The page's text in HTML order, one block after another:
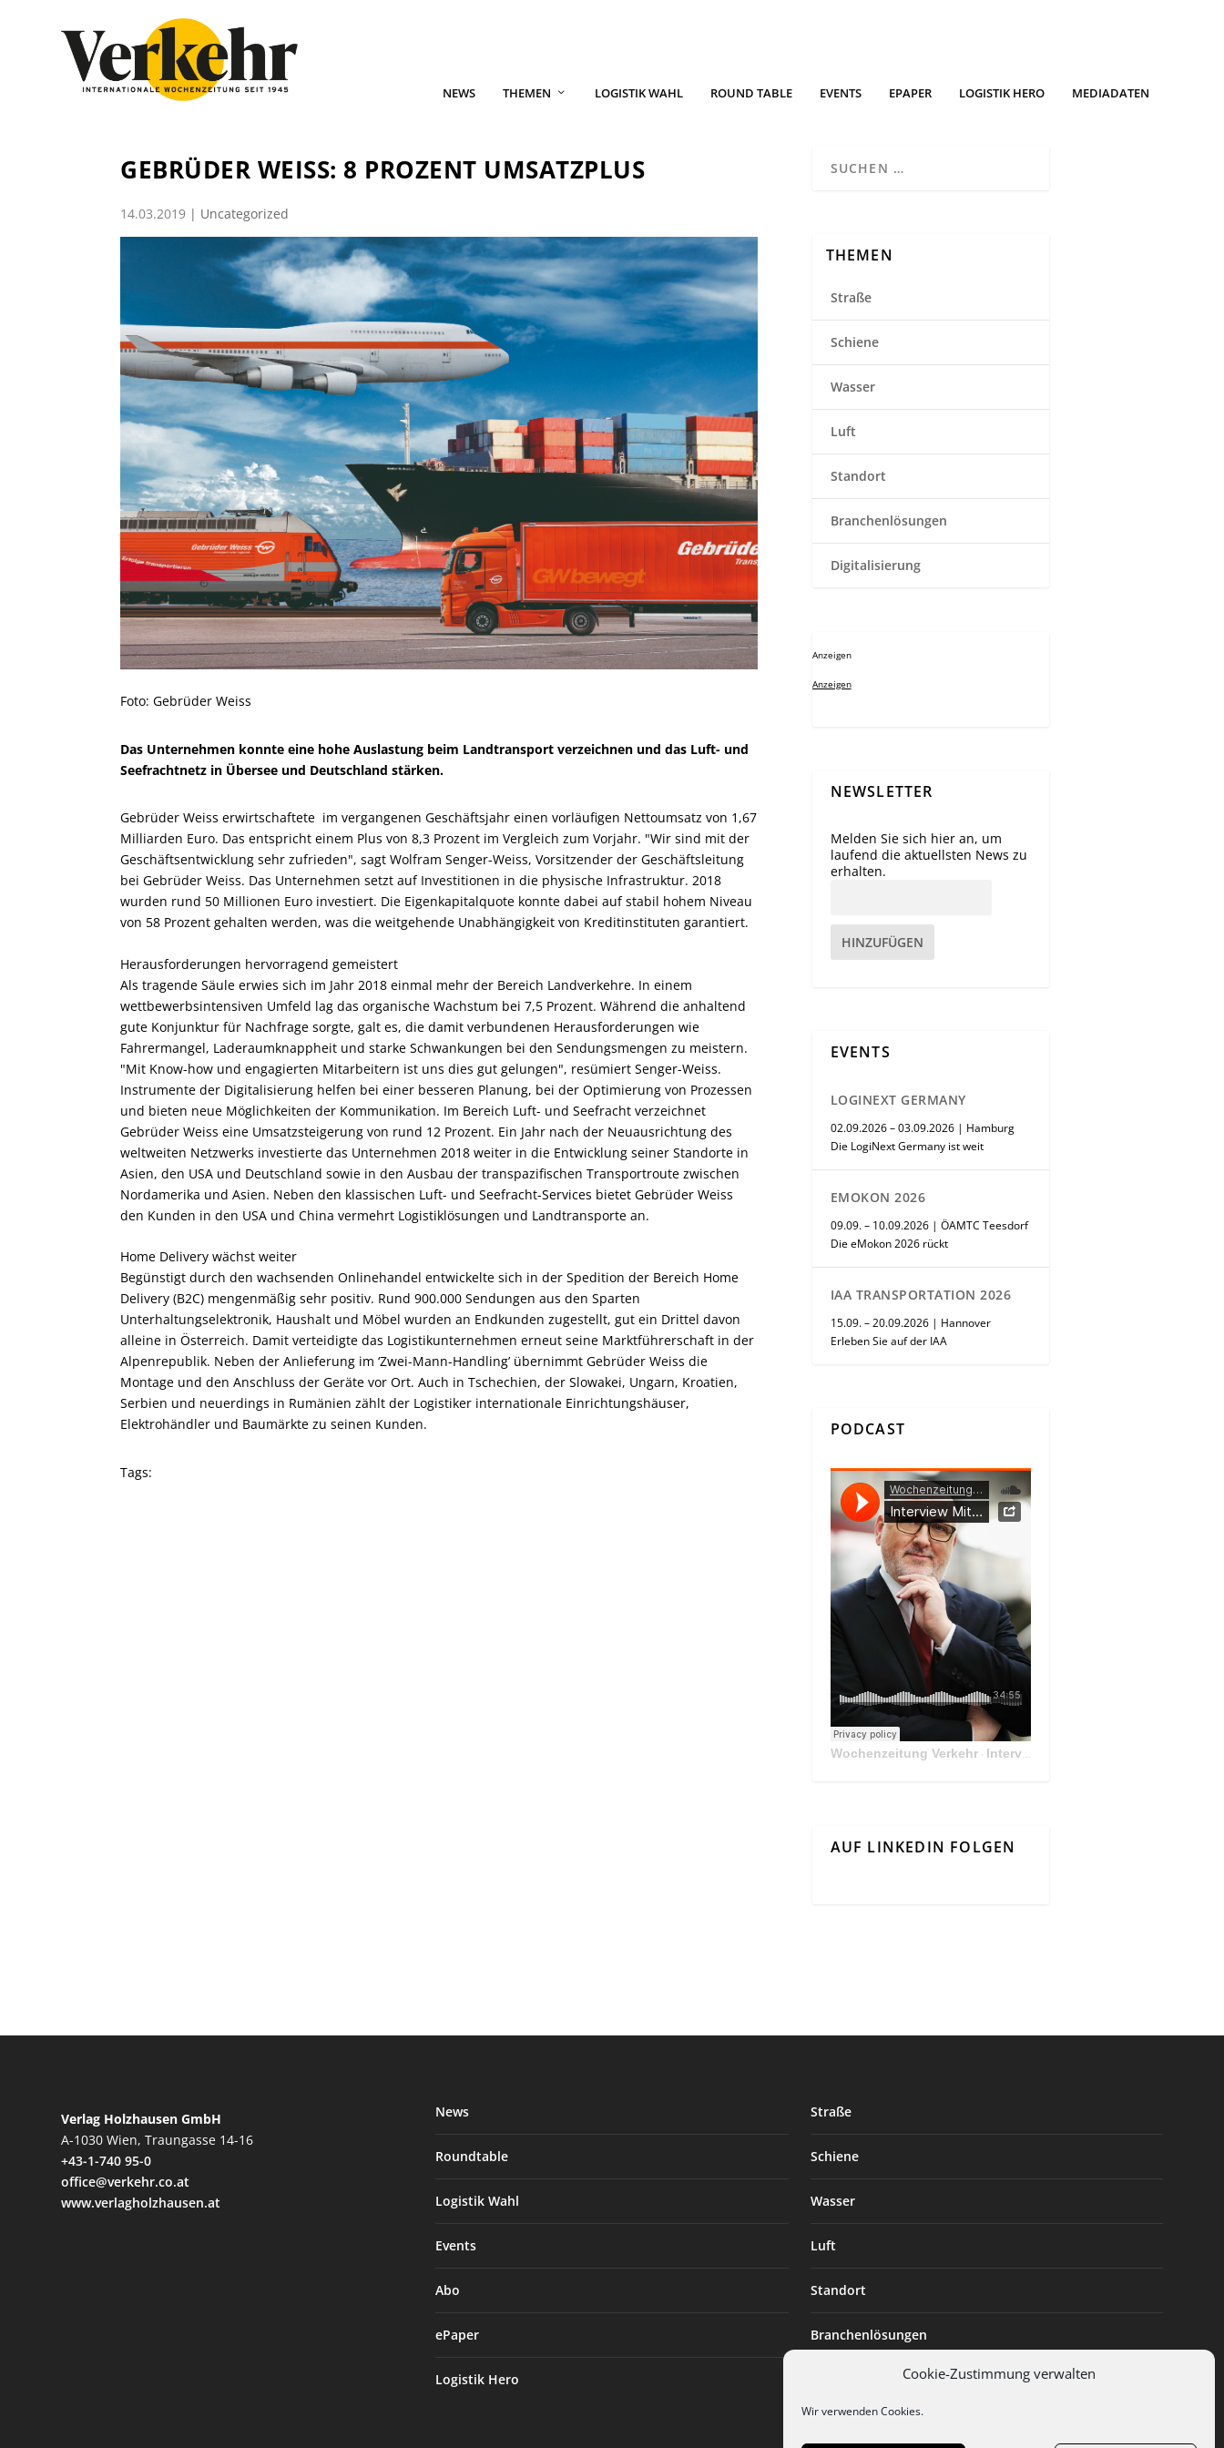
Cookie-Zustimmung verwalten
Wir verwenden Cookies.
NEWS THEMEN LOGISTIK WAHL ROUND TABLE EVENTS EPAPER LOGISTIK HERO MEDIADATEN
GEBRÜDER WEISS: 8 PROZENT UMSATZPLUS
14.03.2019 | Uncategorized
Foto: Gebrüder Weiss
Das Unternehmen konnte eine hohe Auslastung beim Landtransport verzeichnen und das Luft- und
Seefrachtnetz in Übersee und Deutschland stärken.
Gebrüder Weiss erwirtschaftete im vergangenen Geschäftsjahr einen vorläufigen Nettoumsatz von 1,67
Milliarden Euro. Das entspricht einem Plus von 8,3 Prozent im Vergleich zum Vorjahr. "Wir sind mit der
Geschäftsentwicklung sehr zufrieden", sagt Wolfram Senger-Weiss, Vorsitzender der Geschäftsleitung
bei Gebrüder Weiss. Das Unternehmen setzt auf Investitionen in die physische Infrastruktur. 2018
wurden rund 50 Millionen Euro investiert. Die Eigenkapitalquote konnte dabei auf stabil hohem Niveau
von 58 Prozent gehalten werden, was die weitgehende Unabhängigkeit von Kreditinstituten garantiert.
Herausforderungen hervorragend gemeistert
Als tragende Säule erwies sich im Jahr 2018 einmal mehr der Bereich Landverkehre. In einem
wettbewerbsintensiven Umfeld lag das organische Wachstum bei 7,5 Prozent. Während die anhaltend
gute Konjunktur für Nachfrage sorgte, galt es, die damit verbundenen Herausforderungen wie
Fahrermangel, Laderaumknappheit und starke Schwankungen bei den Sendungsmengen zu meistern.
"Mit Know-how und engagierten Mitarbeitern ist uns dies gut gelungen", resümiert Senger-Weiss.
Instrumente der Digitalisierung helfen bei einer besseren Planung, bei der Optimierung von Prozessen
und bieten neue Möglichkeiten der Kommunikation. Im Bereich Luft- und Seefracht verzeichnet
Gebrüder Weiss eine Umsatzsteigerung von rund 12 Prozent. Ein Jahr nach der Neuausrichtung des
weltweiten Netzwerks investierte das Unternehmen 2018 weiter in die Entwicklung seiner Standorte in
Asien, den USA und Deutschland sowie in den Ausbau der transpazifischen Transportroute zwischen
Nordamerika und Asien. Neben den klassischen Luft- und Seefracht-Services bietet Gebrüder Weiss
den Kunden in den USA und China vermehrt Logistiklösungen und Landtransporte an.
Home Delivery wächst weiter
Begünstigt durch den wachsenden Onlinehandel entwickelte sich in der Spedition der Bereich Home
Delivery (B2C) mengenmäßig sehr positiv. Rund 900.000 Sendungen aus den Sparten
Unterhaltungselektronik, Haushalt und Möbel wurden an Endkunden zugestellt, gut ein Drittel davon
alleine in Österreich. Damit verteidigte das Logistikunternehmen erneut seine Marktführerschaft in der
Alpenrepublik. Neben der Anlieferung im ‘Zwei-Mann-Handling’ übernimmt Gebrüder Weiss die
Montage und den Anschluss der Geräte vor Ort. Auch in Tschechien, der Slowakei, Ungarn, Kroatien,
Serbien und neuerdings in Rumänien zählt der Logistiker internationale Einrichtungshäuser,
Elektrohändler und Baumärkte zu seinen Kunden.
Tags:
THEMEN
Straße
Schiene
Wasser
Luft
Standort
Branchenlösungen
Digitalisierung
Anzeigen
Anzeigen
NEWSLETTER
Melden Sie sich hier an, um
laufend die aktuellsten News zu
erhalten.
HINZUFÜGEN
EVENTS
LOGINEXT GERMANY
02.09.2026 – 03.09.2026 | Hamburg
Die LogiNext Germany ist weit
EMOKON 2026
09.09. – 10.09.2026 | ÖAMTC Teesdorf
Die eMokon 2026 rückt
IAA TRANSPORTATION 2026
15.09. – 20.09.2026 | Hannover
Erleben Sie auf der IAA
PODCAST
Wochenzeitung Verkehr· Interview Mit Andreas Matthä, CEO der ÖBB Holding
AUF LINKEDIN FOLGEN
Verlag Holzhausen GmbH
A-1030 Wien, Traungasse 14-16
+43-1-740 95-0
office@verkehr.co.at
www.verlagholzhausen.at
News
Roundtable
Logistik Wahl
Events
Abo
ePaper
Logistik Hero
Straße
Schiene
Wasser
Luft
Standort
Branchenlösungen